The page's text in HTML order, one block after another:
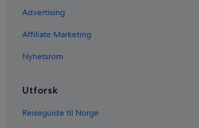
Advertising
Affiliate Marketing
Nyhetsrom
Utforsk
Reiseguide til Norge